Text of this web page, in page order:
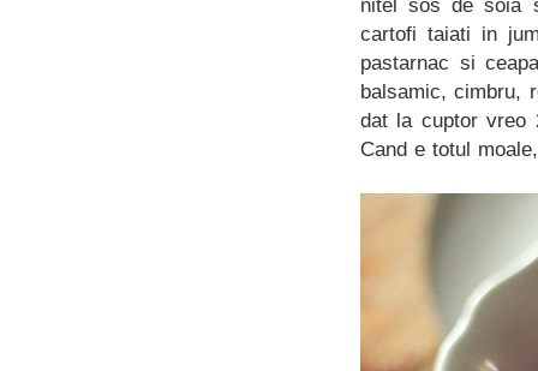
nitel sos de soia
cartofi taiati in
pastarnac si
balsamic, cimbru,
dat la cuptor vreo
Cand e totul